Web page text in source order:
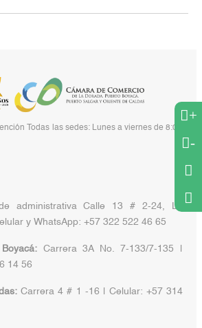
+
-
Todas las sedes: Lunes a viernes de 8:00
administrativa Calle 13 # 2-24, La
y WhatsApp: +57 322 522 46 65
Carrera 3A No. 7-133/7-135 |
14 56
Carrera 4 # 1 -16 | Celular: +57 314